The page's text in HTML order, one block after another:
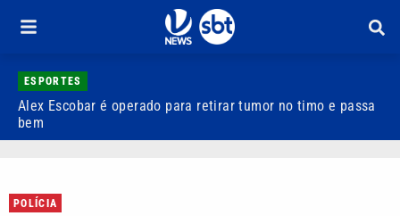
ESPORTES
Alex Escobar é operado para retirar tumor no timo e passa
bem
POLÍCIA